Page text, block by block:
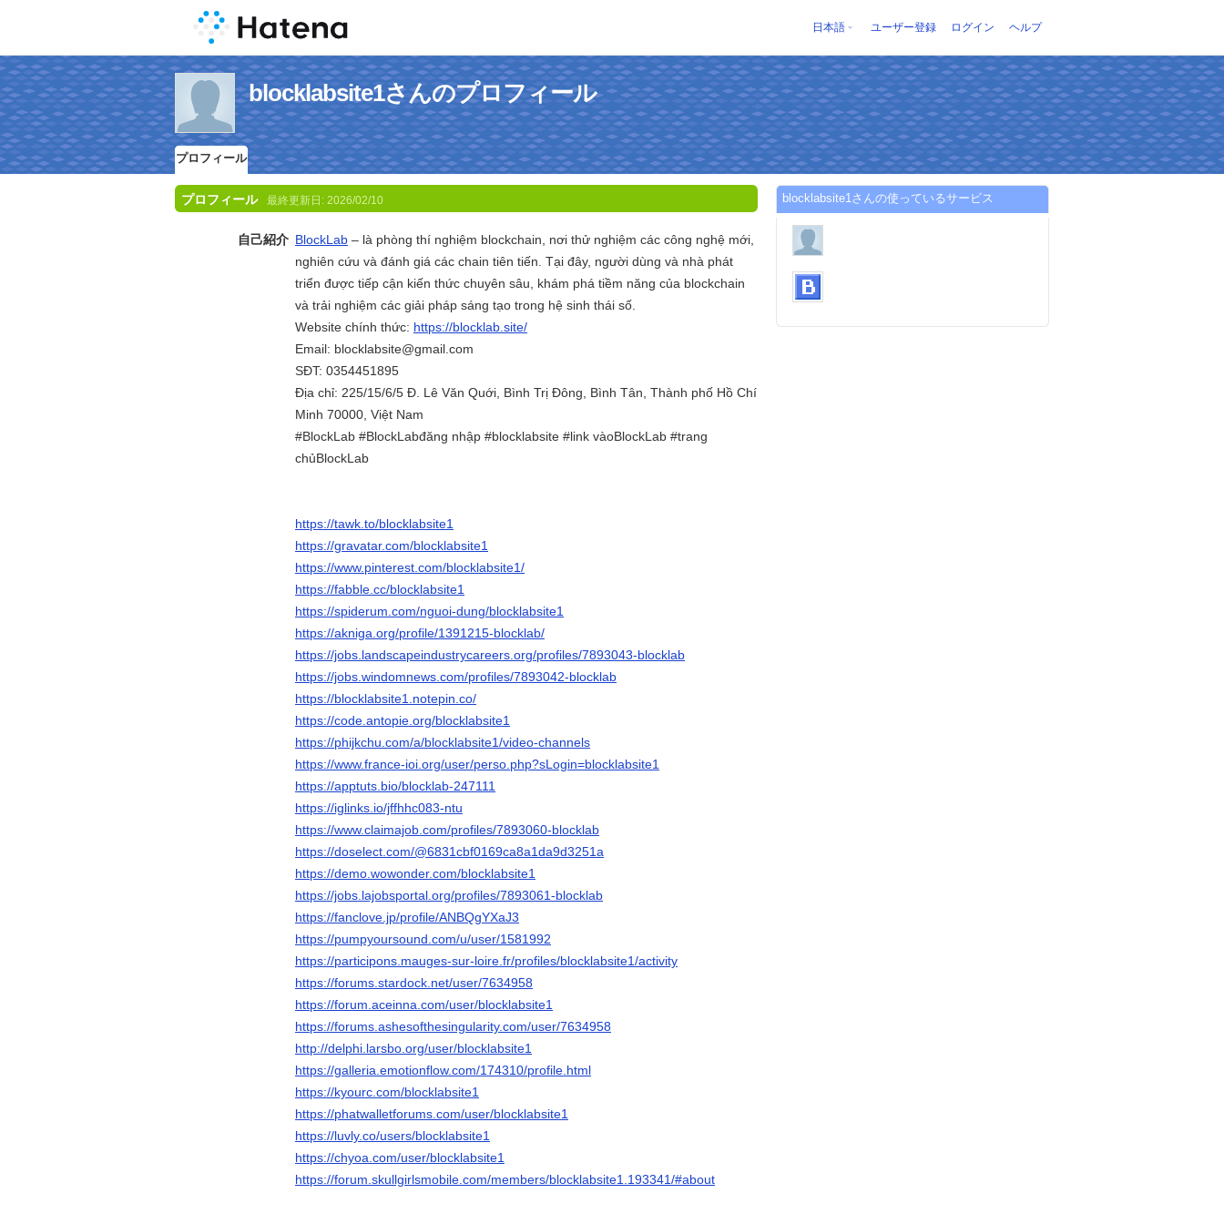
日本語 ユーザー登録 ログイン ヘルプ
blocklabsite1さんのプロフィール
プロフィール
プロフィール 最終更新日: 2026/02/10
自己紹介 BlockLab – là phòng thí nghiệm blockchain, nơi thử nghiệm các công nghệ mới,
nghiên cứu và đánh giá các chain tiên tiến. Tại đây, người dùng và nhà phát
triển được tiếp cận kiến thức chuyên sâu, khám phá tiềm năng của blockchain
và trải nghiệm các giải pháp sáng tạo trong hệ sinh thái số.
Website chính thức: https://blocklab.site/
Email: blocklabsite@gmail.com
SĐT: 0354451895
Địa chỉ: 225/15/6/5 Đ. Lê Văn Quới, Bình Trị Đông, Bình Tân, Thành phố Hồ Chí
Minh 70000, Việt Nam
#BlockLab #BlockLabđăng nhập #blocklabsite #link vàoBlockLab #trang
chủBlockLab
https://tawk.to/blocklabsite1
https://gravatar.com/blocklabsite1
https://www.pinterest.com/blocklabsite1/
https://fabble.cc/blocklabsite1
https://spiderum.com/nguoi-dung/blocklabsite1
https://akniga.org/profile/1391215-blocklab/
https://jobs.landscapeindustrycareers.org/profiles/7893043-blocklab
https://jobs.windomnews.com/profiles/7893042-blocklab
https://blocklabsite1.notepin.co/
https://code.antopie.org/blocklabsite1
https://phijkchu.com/a/blocklabsite1/video-channels
https://www.france-ioi.org/user/perso.php?sLogin=blocklabsite1
https://apptuts.bio/blocklab-247111
https://iglinks.io/jffhhc083-ntu
https://www.claimajob.com/profiles/7893060-blocklab
https://doselect.com/@6831cbf0169ca8a1da9d3251a
https://demo.wowonder.com/blocklabsite1
https://jobs.lajobsportal.org/profiles/7893061-blocklab
https://fanclove.jp/profile/ANBQgYXaJ3
https://pumpyoursound.com/u/user/1581992
https://participons.mauges-sur-loire.fr/profiles/blocklabsite1/activity
https://forums.stardock.net/user/7634958
https://forum.aceinna.com/user/blocklabsite1
https://forums.ashesofthesingularity.com/user/7634958
http://delphi.larsbo.org/user/blocklabsite1
https://galleria.emotionflow.com/174310/profile.html
https://kyourc.com/blocklabsite1
https://phatwalletforums.com/user/blocklabsite1
https://luvly.co/users/blocklabsite1
https://chyoa.com/user/blocklabsite1
https://forum.skullgirlsmobile.com/members/blocklabsite1.193341/#about
blocklabsite1さんの使っているサービス